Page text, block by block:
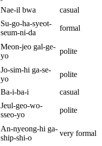
Nae-il bwa casual
Su-go-ha-syeot-
seum-ni-da
formal
Meon-jeo gal-ge-
yo
polite
Jo-sim-hi ga-se-
yo
polite
Ba-i-ba-i casual
Jeul-geo-wo-
sseo-yo
polite
An-nyeong-hi ga-
ship-shi-o
very formal